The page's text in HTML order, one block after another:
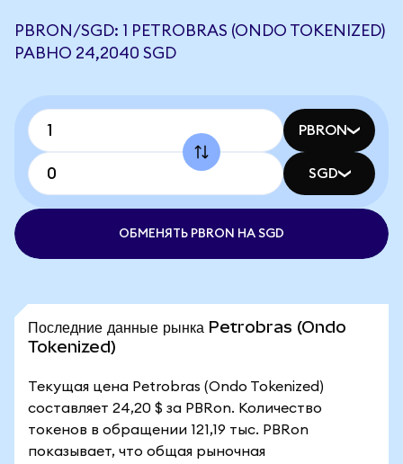
PBRON/SGD: 1 PETROBRAS (ONDO TOKENIZED)
РАВНО 24,2040 SGD
PBRON
SGD
ОБМЕНЯТЬ PBRON НА SGD
Последние данные рынка Petrobras (Ondo
Tokenized)
Текущая цена Petrobras (Ondo Tokenized)
составляет 24,20 $ за PBRon. Количество
токенов в обращении 121,19 тыс. PBRon
показывает, что общая рыночная